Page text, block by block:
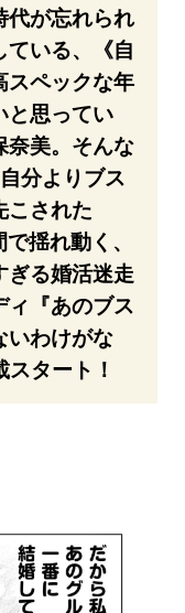
代が忘れられ
ている、《自
スペックな年
と思ってい
奈美。そんな
分よりブス
こされた
揺れ動く、
ぎる婚活迷走
ィ『あのブス
いわけがな
タート！